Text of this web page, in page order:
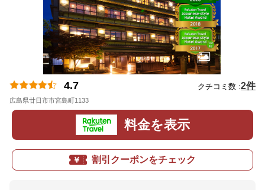
4.7 クチコミ数 :2件
広島県廿日市市宮島町1133
料金を表示
割引クーポンをチェック